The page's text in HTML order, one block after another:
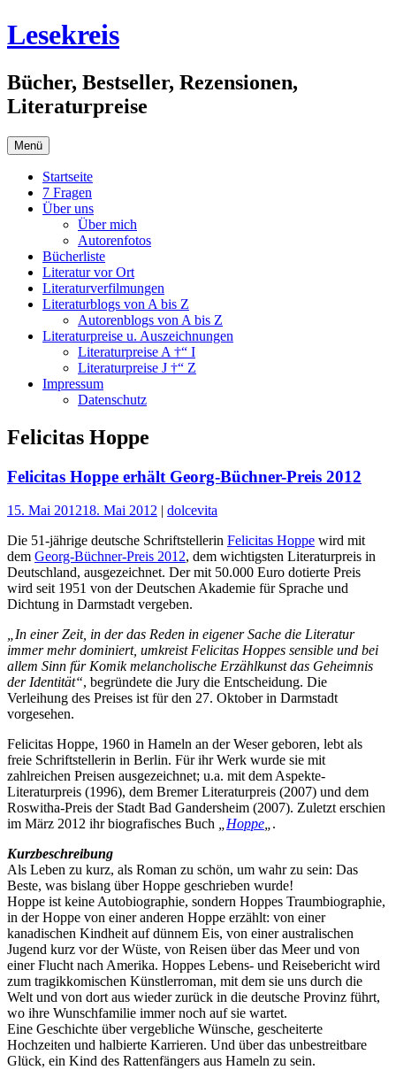
Springe
zum
Lesekreis
Bücher, Bestseller, Rezensionen,
Literaturpreise
Menü
Startseite
7 Fragen
Über uns
Über mich
Autorenfotos
Bücherliste
Literatur vor Ort
Literaturverfilmungen
Literaturblogs von A bis Z
Autorenblogs von A bis Z
Literaturpreise u. Auszeichnungen
Literaturpreise A †“ I
Literaturpreise J †“ Z
Impressum
Datenschutz
Felicitas Hoppe
Felicitas Hoppe erhält Georg-Büchner-Preis 2012
15. Mai 201218. Mai 2012 | dolcevita
Die 51-jährige deutsche Schriftstellerin Felicitas Hoppe wird mit
dem Georg-Büchner-Preis 2012, dem wichtigsten Literaturpreis in
Deutschland, ausgezeichnet. Der mit 50.000 Euro dotierte Preis
wird seit 1951 von der Deutschen Akademie für Sprache und
Dichtung in Darmstadt vergeben.
„In einer Zeit, in der das Reden in eigener Sache die Literatur
immer mehr dominiert, umkreist Felicitas Hoppes sensible und bei
allem Sinn für Komik melancholische Erzählkunst das Geheimnis
der Identität“, begründete die Jury die Entscheidung. Die
Verleihung des Preises ist für den 27. Oktober in Darmstadt
vorgesehen.
Felicitas Hoppe, 1960 in Hameln an der Weser geboren, lebt als
freie Schriftstellerin in Berlin. Für ihr Werk wurde sie mit
zahlreichen Preisen ausgezeichnet; u.a. mit dem Aspekte-
Literaturpreis (1996), dem Bremer Literaturpreis (2007) und dem
Roswitha-Preis der Stadt Bad Gandersheim (2007). Zuletzt erschien
im März 2012 ihr biografisches Buch
Hoppe .
Kurzbeschreibung
Als Leben zu kurz, als Roman zu schön, um wahr zu sein: Das
Beste, was bislang über Hoppe geschrieben wurde!
Hoppe ist keine Autobiographie, sondern Hoppes Traumbiographie,
in der Hoppe von einer anderen Hoppe erzählt: von einer
kanadischen Kindheit auf dünnem Eis, von einer australischen
Jugend kurz vor der Wüste, von Reisen über das Meer und von
einer Flucht nach Amerika. Hoppes Lebens- und Reisebericht wird
zum tragikkomischen Künstlerroman, mit dem sie uns durch die
Welt und von dort aus wieder zurück in die deutsche Provinz führt,
wo ihre Wunschfamilie immer noch auf sie wartet.
Eine Geschichte über vergebliche Wünsche, gescheiterte
Hochzeiten und halbierte Karrieren. Und über das unbestreitbare
Glück, ein Kind des Rattenfängers aus Hameln zu sein.